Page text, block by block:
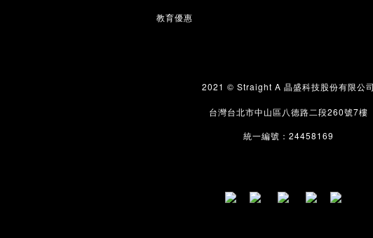
教育優惠
2021 © Straight A 晶盛科技股份有限公司
台灣台北市中山區八德路二段260號7樓
統一編號： 24458169